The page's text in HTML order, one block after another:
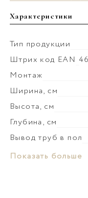
Характеристики
Тип продукции
Штрих код EAN
Монтаж
Ширина, см
Высота, см
Глубина, см
Вывод труб в пол
Материал раковины
Монтаж
Показать больше